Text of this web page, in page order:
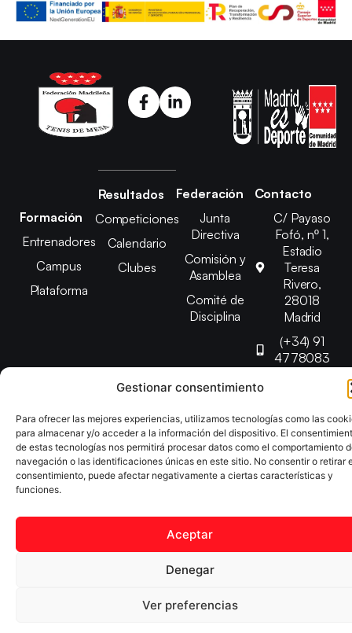
Gestionar consentimiento
Para ofrecer las mejores experiencias, utilizamos tecnologías como las
para almacenar y/o acceder a la información del dispositivo. El
de estas tecnologías nos permitirá procesar datos como el comportamiento
navegación o las identificaciones únicas en este sitio. No consentir o retirar
consentimiento, puede afectar negativamente a ciertas características y
funciones.
Aceptar
Denegar
Ver preferencias
Formación
Entrenadores
Campus
Plataforma
Resultados
Competiciones
Calendario
Clubes
Federación
Junta
Directiva
Comisión y
Asamblea
Comité de
Disciplina
Contacto
C/ Payaso
Fofó, nº 1,
Estadio
Teresa
Rivero,
28018
Madrid
(+34) 91
4778083
Copyright © 2025 Federación Madrileña de Tenis de Mesa |
Desarrollado porTOOOLS
Aviso Legal